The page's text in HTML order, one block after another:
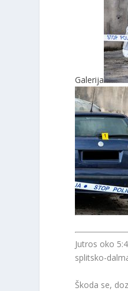
Galerija
Jutros oko
splitsko-
Škoda se,